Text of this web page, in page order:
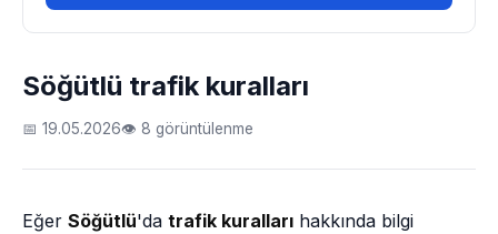
Söğütlü trafik kuralları
📅 19.05.2026👁 8 görüntülenme
Eğer Söğütlü'da trafik kuralları hakkında bilgi